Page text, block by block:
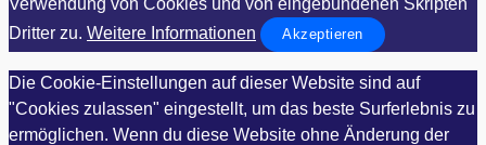
Dritter zu. Weitere Informationen Akzeptieren
Die Cookie-Einstellungen auf dieser Website sind auf
"Cookies zulassen" eingestellt, um das beste Surferlebnis zu
ermöglichen. Wenn du diese Website ohne Änderung der